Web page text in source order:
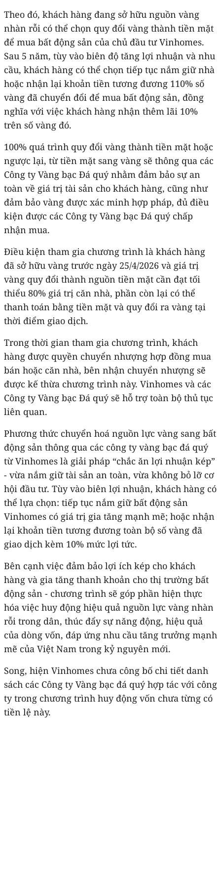
Theo đó, khách hàng đang sở hữu nguồn vàng
nhàn rỗi có thể chọn quy đổi vàng thành tiền mặt
để mua bất động sản của chủ đầu tư Vinhomes.
Sau 5 năm, tùy vào biên độ tăng lợi nhuận và nhu
cầu, khách hàng có thể chọn tiếp tục nắm giữ nhà
hoặc nhận lại khoản tiền tương đương 110% số
vàng đã chuyển đổi để mua bất động sản, đồng
nghĩa với việc khách hàng nhận thêm lãi 10%
trên số vàng đó.
100% quá trình quy đổi vàng thành tiền mặt hoặc
ngược lại, từ tiền mặt sang vàng sẽ thông qua các
Công ty Vàng bạc Đá quý nhằm đảm bảo sự an
toàn về giá trị tài sản cho khách hàng, cũng như
đảm bảo vàng được xác minh hợp pháp, đủ điều
kiện được các Công ty Vàng bạc Đá quý chấp
nhận mua.
Điều kiện tham gia chương trình là khách hàng
đã sở hữu vàng trước ngày 25/4/2026 và giá trị
vàng quy đổi thành nguồn tiền mặt cần đạt tối
thiểu 80% giá trị căn nhà, phần còn lại có thể
thanh toán bằng tiền mặt và quy đổi ra vàng tại
thời điểm giao dịch.
Trong thời gian tham gia chương trình, khách
hàng được quyền chuyển nhượng hợp đồng mua
bán hoặc căn nhà, bên nhận chuyển nhượng sẽ
được kế thừa chương trình này. Vinhomes và các
Công ty Vàng bạc Đá quý sẽ hỗ trợ toàn bộ thủ tục
liên quan.
Phương thức chuyển hoá nguồn lực vàng sang bất
động sản thông qua các công ty vàng bạc đá quý
từ Vinhomes là giải pháp “chắc ăn lợi nhuận kép”
- vừa nắm giữ tài sản an toàn, vừa không bỏ lỡ cơ
hội đầu tư. Tùy vào biên lợi nhuận, khách hàng có
thể lựa chọn: tiếp tục nắm giữ bất động sản
Vinhomes có giá trị gia tăng mạnh mẽ; hoặc nhận
lại khoản tiền tương đương toàn bộ số vàng đã
giao dịch kèm 10% mức lợi tức.
Bên cạnh việc đảm bảo lợi ích kép cho khách
hàng và gia tăng thanh khoản cho thị trường bất
động sản - chương trình sẽ góp phần hiện thực
hóa việc huy động hiệu quả nguồn lực vàng nhàn
rỗi trong dân, thúc đẩy sự năng động, hiệu quả
của dòng vốn, đáp ứng nhu cầu tăng trưởng mạnh
mẽ của Việt Nam trong kỷ nguyên mới.
Song, hiện Vinhomes chưa công bố chi tiết danh
sách các Công ty Vàng bạc đá quý hợp tác với công
ty trong chương trình huy động vốn chưa từng có
tiền lệ này.